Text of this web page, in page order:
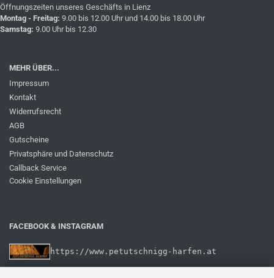
Öffnungszeiten unseres Geschäfts in Lienz
Montag - Freitag: 9.00 bis 12.00 Uhr und 14.00 bis 18.00 Uhr
Samstag: 9.00 Uhr bis 12.30
MEHR ÜBER...
Impressum
Kontakt
Widerrufsrecht
AGB
Gutscheine
Privatsphäre und Datenschutz
Callback Service
Cookie Einstellungen
FACEBOOK & INSTAGRAM
https://www.petutschnigg-harfen.at